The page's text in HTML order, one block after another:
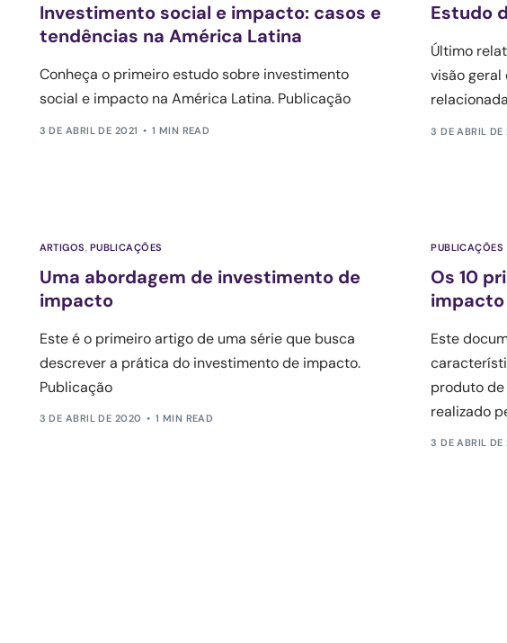
Investimento social e impacto: casos e
tendências na América Latina
Conheça o primeiro estudo sobre investimento
social e impacto na América Latina. Publicação
3 DE ABRIL DE 2021 1 MIN READ
Estudo
Último
visão geral
3 DE ABRIL DE
ARTIGOS PUBLICAÇÕES
Uma abordagem de investimento de
impacto
Este é o primeiro artigo de uma série que busca
descrever a prática do investimento de impacto.
Publicação
3 DE ABRIL DE 2020 1 MIN READ
PUBLICAÇÕES
Os 10
impacto
Este
produto
realizado
3 DE ABRIL DE